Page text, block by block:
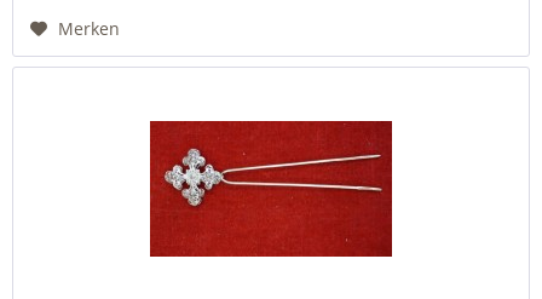
Merken